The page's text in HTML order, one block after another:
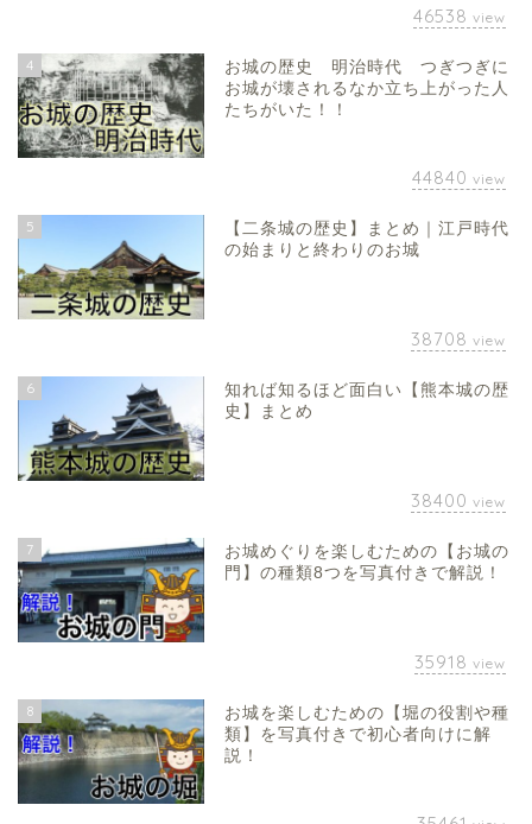
46538 view
4
お城の歴史 明治時代 つぎつぎに
お城が壊されるなか立ち上がった人
たちがいた！！
44840 view
5
【二条城の歴史】まとめ｜江戸時代
の始まりと終わりのお城
38708 view
6
知れば知るほど面白い【熊本城の歴
史】まとめ
38400 view
7
お城めぐりを楽しむための【お城の
門】の種類8つを写真付きで解説！
35918 view
8
お城を楽しむための【堀の役割や種
類】を写真付きで初心者向けに解
説！